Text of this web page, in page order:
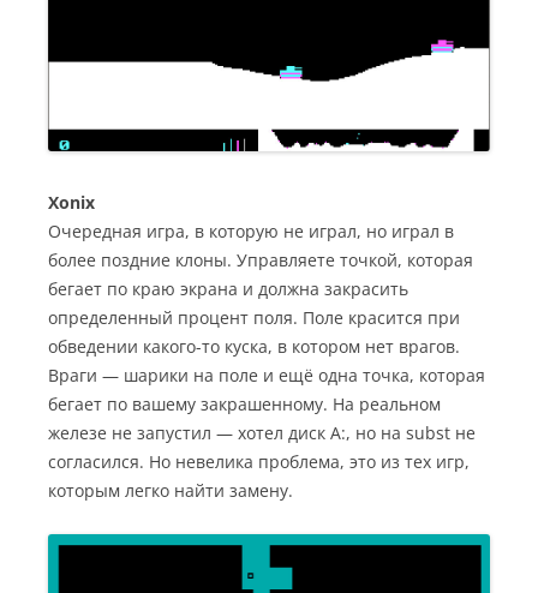
Xonix
Очередная игра, в которую не играл, но играл в
более поздние клоны. Управляете точкой, которая
бегает по краю экрана и должна закрасить
определенный процент поля. Поле красится при
обведении какого-то куска, в котором нет врагов.
Враги — шарики на поле и ещё одна точка, которая
бегает по вашему закрашенному. На реальном
железе не запустил — хотел диск A:, но на subst не
согласился. Но невелика проблема, это из тех игр,
которым легко найти замену.